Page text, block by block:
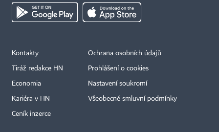
Kontakty
Tiráž redakce HN
Economia
Kariéra v HN
Ceník inzerce
Ochrana osobních údajů
Prohlášení o cookies
Nastavení soukromí
Všeobecné smluvní podmínky